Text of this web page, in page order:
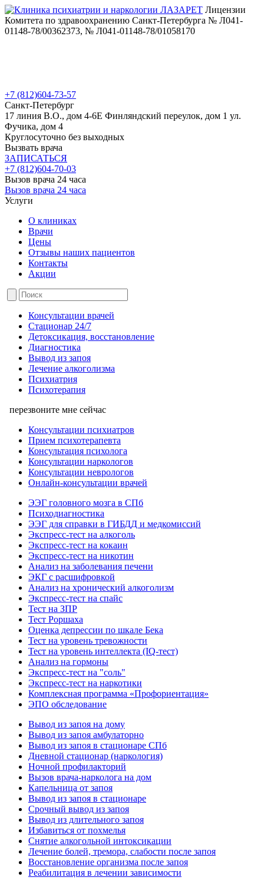
Лицензии
Комитета по здравоохранению Санкт-Петербурга № Л041-
01148-78/00362373, № Л041-01148-78/01058170
+7 (812)604-73-57
Санкт-Петербург
17 линия В.О., дом 4-6Е Финляндский переулок, дом 1 ул.
Фучика, дом 4
Круглосуточно без выходных
Вызвать врача
ЗАПИСАТЬСЯ
+7 (812)604-70-03
Вызов врача 24 часа
Вызов врача 24 часа
Услуги
О клиниках
Врачи
Цены
Отзывы наших пациентов
Контакты
Акции
Консультации врачей
Стационар 24/7
Детоксикация, восстановление
Диагностика
Вывод из запоя
Лечение алкоголизма
Психиатрия
Психотерапия
перезвоните мне сейчас
Консультации психиатров
Прием психотерапевта
Консультация психолога
Консультации наркологов
Консультации неврологов
Онлайн-консультации врачей
ЭЭГ головного мозга в СПб
Психодиагностика
ЭЭГ для справки в ГИБДД и медкомиссий
Экспресс-тест на алкоголь
Экспресс-тест на кокаин
Экспресс-тест на никотин
Анализ на заболевания печени
ЭКГ с расшифровкой
Анализ на хронический алкоголизм
Экспресс-тест на спайс
Тест на ЗПР
Тест Роршаха
Оценка депрессии по шкале Бека
Тест на уровень тревожности
Тест на уровень интеллекта (IQ-тест)
Анализ на гормоны
Экспресс-тест на "соль"
Экспресс-тест на наркотики
Комплексная программа «Профориентация»
ЭПО обследование
Вывод из запоя на дому
Вывод из запоя амбулаторно
Вывод из запоя в стационаре СПб
Дневной стационар (наркология)
Ночной профилакторий
Вызов врача-нарколога на дом
Капельница от запоя
Вывод из запоя в стационаре
Срочный вывод из запоя
Вывод из длительного запоя
Избавиться от похмелья
Снятие алкогольной интоксикации
Лечение болей, тремора, слабости после запоя
Восстановление организма после запоя
Реабилитация в лечении зависимости